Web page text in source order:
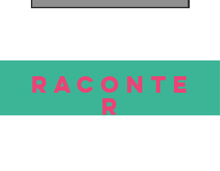
RACONTE
R